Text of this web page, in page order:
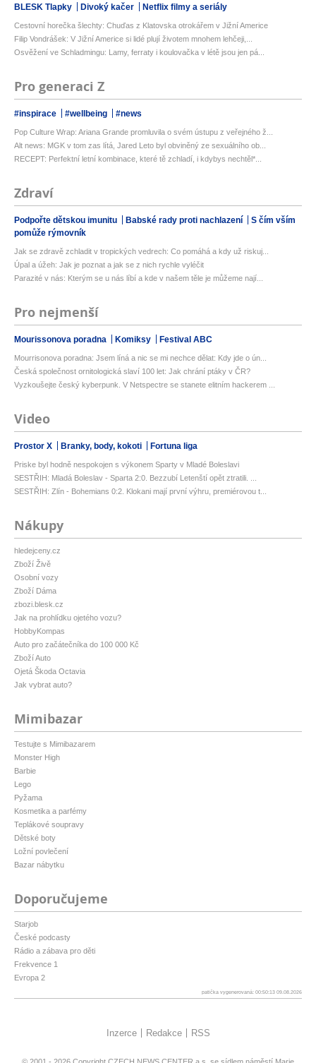
BLESK Tlapky Divoký kačer Netflix filmy a seriály
Cestovní horečka šlechty: Chuďas z Klatovska otrokářem v Jižní Americe
Filip Vondrášek: V Jižní Americe si lidé plují životem mnohem lehčeji,...
Osvěžení ve Schladmingu: Lamy, ferraty i koulovačka v létě jsou jen pá...
Pro generaci Z
#inspirace #wellbeing #news
Pop Culture Wrap: Ariana Grande promluvila o svém ústupu z veřejného ž...
Alt news: MGK v tom zas lítá, Jared Leto byl obviněný ze sexuálního ob...
RECEPT: Perfektní letní kombinace, které tě zchladí, i kdybys nechtěl*...
Zdraví
Podpořte dětskou imunitu Babské rady proti nachlazení
S čím vším
pomůže rýmovník
Jak se zdravě zchladit v tropických vedrech: Co pomáhá a kdy už riskuj...
Úpal a úžeh: Jak je poznat a jak se z nich rychle vyléčit
Parazité v nás: Kterým se u nás líbí a kde v našem těle je můžeme nají...
Pro nejmenší
Mourissonova poradna Komiksy Festival ABC
Mourrisonova poradna: Jsem líná a nic se mi nechce dělat: Kdy jde o ún...
Česká společnost ornitologická slaví 100 let: Jak chrání ptáky v ČR?
Vyzkoušejte český kyberpunk. V Netspectre se stanete elitním hackerem ...
Video
Prostor X Branky, body, kokoti Fortuna liga
Priske byl hodně nespokojen s výkonem Sparty v Mladé Boleslavi
SESTŘIH: Mladá Boleslav - Sparta 2:0. Bezzubí Letenští opět ztratili. ...
SESTŘIH: Zlín - Bohemians 0:2. Klokani mají první výhru, premiérovou t...
Nákupy
hledejceny.cz
Zboží Živě
Osobní vozy
Zboží Dáma
zbozi.blesk.cz
Jak na prohlídku ojetého vozu?
HobbyKompas
Auto pro začátečníka do 100 000 Kč
Zboží Auto
Ojetá Škoda Octavia
Jak vybrat auto?
Mimibazar
Testujte s Mimibazarem
Monster High
Barbie
Lego
Pyžama
Kosmetika a parfémy
Teplákové soupravy
Dětské boty
Ložní povlečení
Bazar nábytku
Doporučujeme
Starjob
České podcasty
Rádio a zábava pro děti
Frekvence 1
Evropa 2
patička vygenerovaná: 00:50:13 09.08.2026
Inzerce Redakce RSS